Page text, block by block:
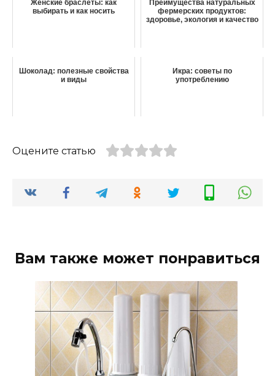
Женские браслеты: как
выбирать и как носить
Преимущества натуральных
фермерских продуктов:
здоровье, экология и качество
Шоколад: полезные свойства
и виды
Икра: советы по
употреблению
Оцените статью
Вам также может понравиться